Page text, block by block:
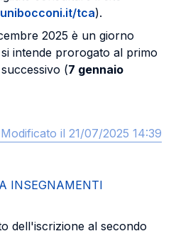
tca).
2025 è un giorno
intende prorogato al primo
(7 gennaio
Modificato il 21/07/2025 14:39
INSEGNAMENTI
dell'iscrizione al secondo